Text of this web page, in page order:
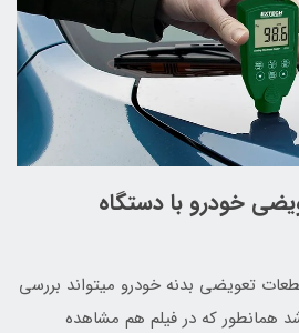
خودرو با دستگاه
تعویضی بدنه خودرو میتواند بررسی
️همانطور که در فیلم هم مشاهده